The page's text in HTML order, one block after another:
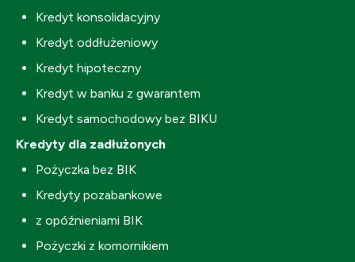
Kredyt konsolidacyjny
Kredyt oddłużeniowy
Kredyt hipoteczny
Kredyt w banku z gwarantem
Kredyt samochodowy bez BIKU
Kredyty dla zadłużonych
Pożyczka bez BIK
Kredyty pozabankowe
z opóźnieniami BIK
Pożyczki z komornikiem